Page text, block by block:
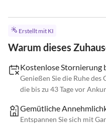
Erstellt mit KI
Warum dieses
Kostenlose Stornierung
Genießen Sie die Ruhe
die bis zu 43 Tage vor
Gemütliche
Entspannen Sie sich mit